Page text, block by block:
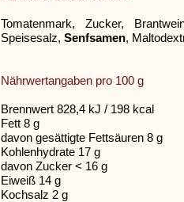
Tomatenmark, Zucker,
Speisesalz, Senfsamen,
Nährwertangaben pro 100 g
Brennwert 828,4 kJ / 198 kcal
Fett 8 g
davon gesättigte Fettsäuren 8 g
Kohlenhydrate 17 g
davon Zucker < 16 g
Eiweiß 14 g
Kochsalz 2 g